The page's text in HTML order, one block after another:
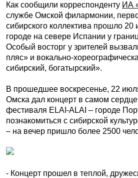
Как сообщили корреспонденту ИА
службе Омской филармонии,
сибирского коллектива прошло 20
городе на севере Испании у
Особый восторг у зрителей
пляс» и вокально-
сибирский, богатырский».
В прошедшее воскресенье, 22
Омска дал концерт в самом
фестиваля ELAI-ALAI – городе
познакомиться с сибирской
– на вечер пришло более 2500
- Концерт прошел в теплой,